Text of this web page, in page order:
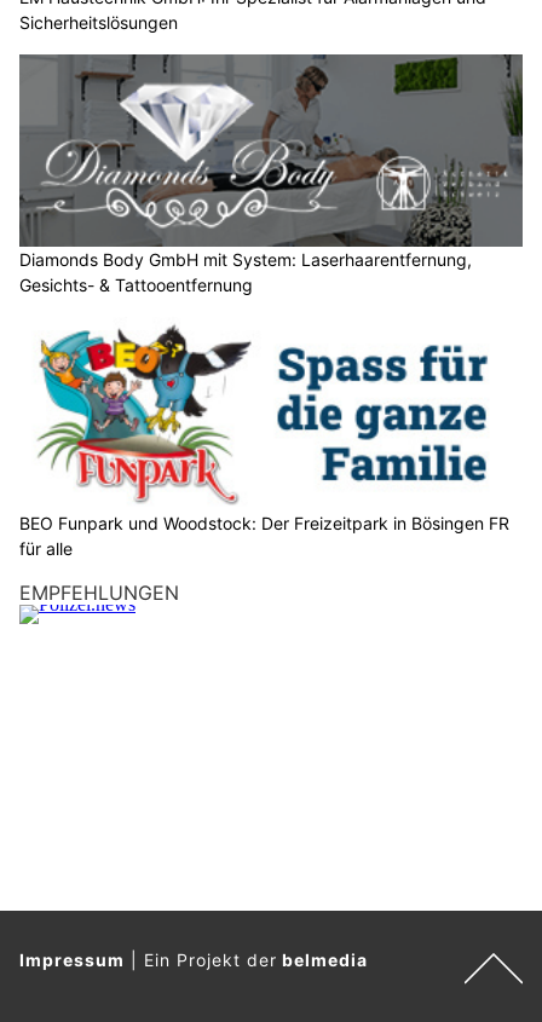
n
n
e
S
i
b
i
t
e
e
n
c
Sicherheitslösungen
Diamonds Body GmbH mit System: Laserhaarentfernung,
Gesichts- & Tattooentfernung
BEO Funpark und Woodstock: Der Freizeitpark in Bösingen FR
für alle
EMPFEHLUNGEN
Impressum Ein Projekt derbelmedia